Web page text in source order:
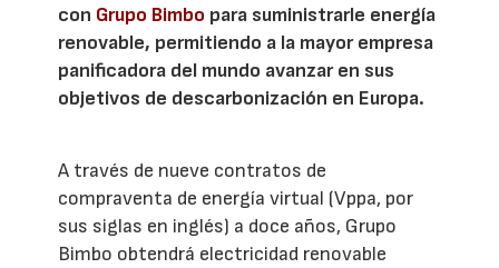
con Grupo Bimbo para suministrarle energía
renovable, permitiendo a la mayor empresa
panificadora del mundo avanzar en sus
objetivos de descarbonización en Europa.
A través de nueve contratos de
compraventa de energía virtual (Vppa, por
sus siglas en inglés) a doce años, Grupo
Bimbo obtendrá electricidad renovable